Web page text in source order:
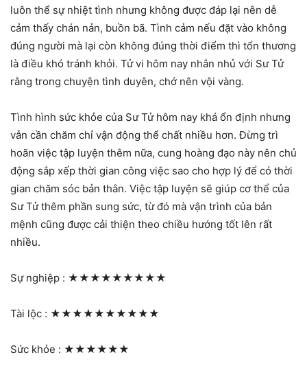
luôn thể sự nhiệt tình nhưng không được đáp lại nên dễ
cảm thấy chán nản, buồn bã. Tình cảm nếu đặt vào không
đúng người mà lại còn không đúng thời điểm thì tổn thương
là điều khó tránh khỏi. Tử vi hôm nay nhắn nhủ với Sư Tử
rằng trong chuyện tình duyên, chớ nên vội vàng.
Tình hình sức khỏe của Sư Tử hôm nay khá ổn định nhưng
vẫn cần chăm chỉ vận động thể chất nhiều hơn. Đừng trì
hoãn việc tập luyện thêm nữa, cung hoàng đạo này nên chủ
động sắp xếp thời gian công việc sao cho hợp lý để có thời
gian chăm sóc bản thân. Việc tập luyện sẽ giúp cơ thể của
Sư Tử thêm phần sung sức, từ đó mà vận trình của bản
mệnh cũng được cải thiện theo chiều hướng tốt lên rất
nhiều.
Sự nghiệp : ★★★★★★★★★
Tài lộc : ★★★★★★★★★★
Sức khỏe : ★★★★★★